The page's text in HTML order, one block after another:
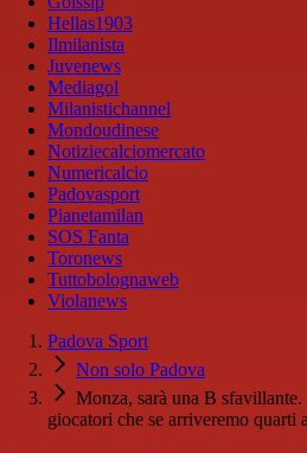
Hellas1903
Ilmilanista
Juvenews
Mediagol
Milanistichannel
Mondoudinese
Notiziecalciomercato
Numericalcio
Padovasport
Pianetamilan
SOS Fanta
Toronews
Tuttobolognaweb
Violanews
Padova Sport
Non solo Padova
Monza, sarà una B
giocatori che se arriveremo quarti